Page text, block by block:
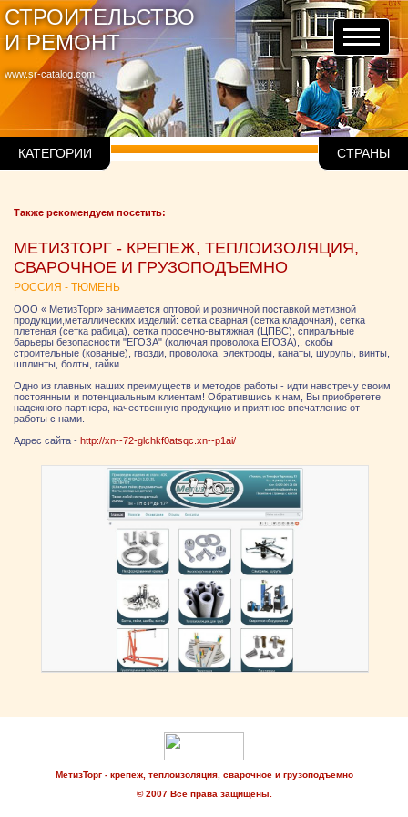
www.sr-catalog.com
СТРОИТЕЛЬСТВО
И РЕМОНТ
КАТЕГОРИИ СТРАНЫ
Также рекомендуем посетить:
МЕТИЗТОРГ - КРЕПЕЖ, ТЕПЛОИЗОЛЯЦИЯ,
СВАРОЧНОЕ И ГРУЗОПОДЪЕМНО
РОССИЯ - ТЮМЕНЬ
ООО « МетизТорг» занимается оптовой и розничной поставкой метизной
продукции,металлических изделий: сетка сварная (сетка кладочная), сетка
плетеная (сетка рабица), сетка просечно-вытяжная (ЦПВС), спиральные
барьеры безопасности "ЕГОЗА" (колючая проволока ЕГОЗА),, скобы
строительные (кованые), гвозди, проволока, электроды, канаты, шурупы, винты,
шплинты, болты, гайки.
Одно из главных наших преимуществ и методов работы - идти навстречу своим
постоянным и потенциальным клиентам! Обратившись к нам, Вы приобретете
надежного партнера, качественную продукцию и приятное впечатление от
работы с нами.
Адрес сайта - http://xn--72-glchkf0atsqc.xn--p1ai/
МетизТорг - крепеж, теплоизоляция, сварочное и грузоподъемно
© 2007 Все права защищены.